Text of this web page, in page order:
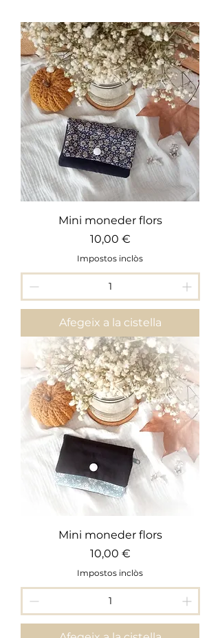
Mini moneder flors
Preu
10,00 €
Impostos inclòs
Afegeix a la cistella
Mini moneder flors
Preu
10,00 €
Impostos inclòs